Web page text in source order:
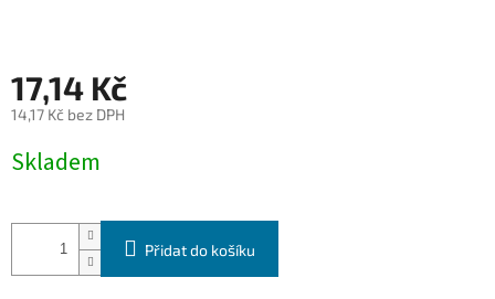
17,14 Kč
14,17 Kč bez DPH
cena:
Skladem
Přidat do košíku